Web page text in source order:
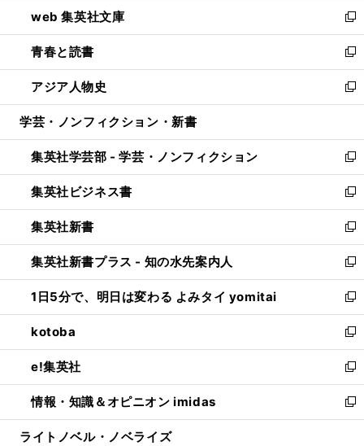
ド
ウ
で
開
く
ィ
ン
ド
ウ
で
開
い
ウ
ィ
ン
ド
ウ
開
く
web 集英社文庫
新
し
い
ウ
ィ
ン
ウ
で
開
く
青春と読書
新
し
い
ウ
ン
ド
ウ
で
開
く
アジア人物史
新
し
ウ
ィ
ン
ド
ウ
で
開
く
学芸・ノンフィクション・新書
集英社学芸部 - 学芸・ノンフィクション
新
し
い
ウ
ィ
ン
ド
ウ
で
開
く
集英社ビジネス書
新
し
い
ウ
ィ
ン
ド
ウ
で
開
く
集英社新書
新
し
い
ウ
ィ
ン
ド
ウ
で
開
く
集英社新書プラス - 知の水先案内人
新
し
い
ウ
ィ
ン
ド
ウ
で
開
1日5分で、明日は変わる よみタイ yomitai
新
し
い
ウ
ィ
ン
ド
ウ
kotoba
新
し
い
ウ
ィ
ン
e!集英社
新
し
い
ウ
情報・知識＆オピニオン imidas
新
し
ライトノベル・ノベライズ